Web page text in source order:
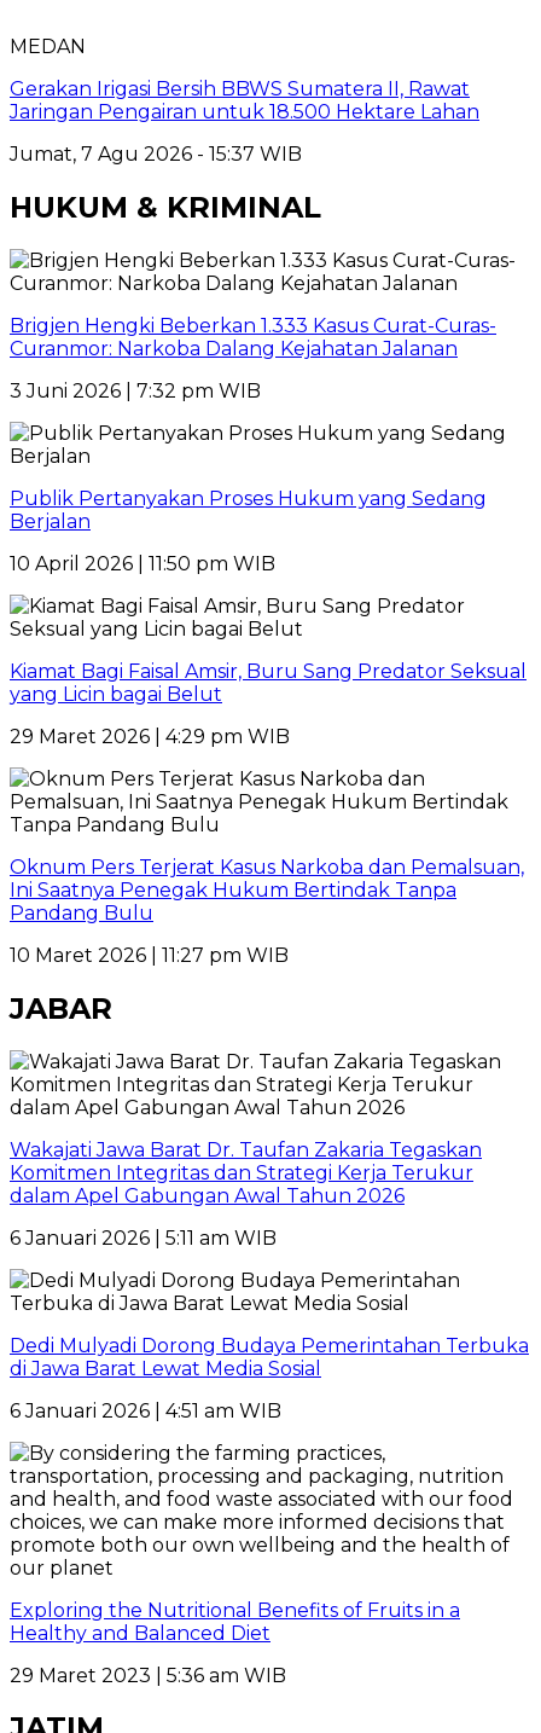
MEDAN
Gerakan Irigasi Bersih BBWS Sumatera II, Rawat
Jaringan Pengairan untuk 18.500 Hektare Lahan
Jumat, 7 Agu 2026 - 15:37 WIB
HUKUM & KRIMINAL
Brigjen Hengki Beberkan 1.333 Kasus Curat-Curas-
Curanmor: Narkoba Dalang Kejahatan Jalanan
3 Juni 2026 | 7:32 pm WIB
Publik Pertanyakan Proses Hukum yang Sedang
Berjalan
10 April 2026 | 11:50 pm WIB
Kiamat Bagi Faisal Amsir, Buru Sang Predator Seksual
yang Licin bagai Belut
29 Maret 2026 | 4:29 pm WIB
Oknum Pers Terjerat Kasus Narkoba dan Pemalsuan,
Ini Saatnya Penegak Hukum Bertindak Tanpa
Pandang Bulu
10 Maret 2026 | 11:27 pm WIB
JABAR
Wakajati Jawa Barat Dr. Taufan Zakaria Tegaskan
Komitmen Integritas dan Strategi Kerja Terukur
dalam Apel Gabungan Awal Tahun 2026
6 Januari 2026 | 5:11 am WIB
Dedi Mulyadi Dorong Budaya Pemerintahan Terbuka
di Jawa Barat Lewat Media Sosial
6 Januari 2026 | 4:51 am WIB
Exploring the Nutritional Benefits of Fruits in a
Healthy and Balanced Diet
29 Maret 2023 | 5:36 am WIB